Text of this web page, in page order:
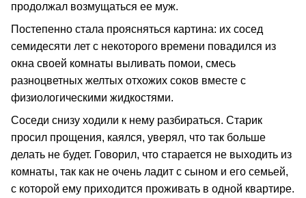
продолжал возмущаться ее муж.
Постепенно стала проясняться картина: их сосед
семидесяти лет с некоторого времени повадился из
окна своей комнаты выливать помои, смесь
разноцветных желтых отхожих соков вместе с
физиологическими жидкостями.
Соседи снизу ходили к нему разбираться. Старик
просил прощения, каялся, уверял, что так больше
делать не будет. Говорил, что старается не выходить из
комнаты, так как не очень ладит с сыном и его семьей,
с которой ему приходится проживать в одной квартире.